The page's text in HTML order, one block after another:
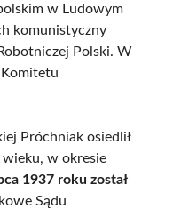
w Ludowym
komunistyczny
Polski. W
Próchniak osiedlił
w okresie
1937 roku został
Sądu